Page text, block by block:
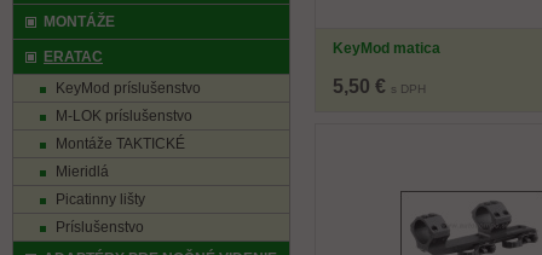
KeyMod matica
5,50 € s DPH
MONTÁŽE
ERATAC
KeyMod príslušenstvo
M-LOK príslušenstvo
Montáže TAKTICKÉ
Mieridlá
Picatinny lišty
Príslušenstvo